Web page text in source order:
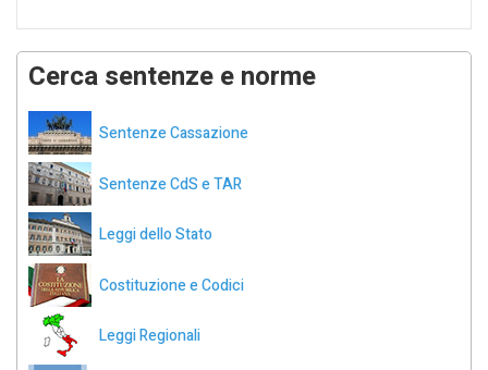
Cerca sentenze e norme
Sentenze Cassazione
Sentenze CdS e TAR
Leggi dello Stato
Costituzione e Codici
Leggi Regionali